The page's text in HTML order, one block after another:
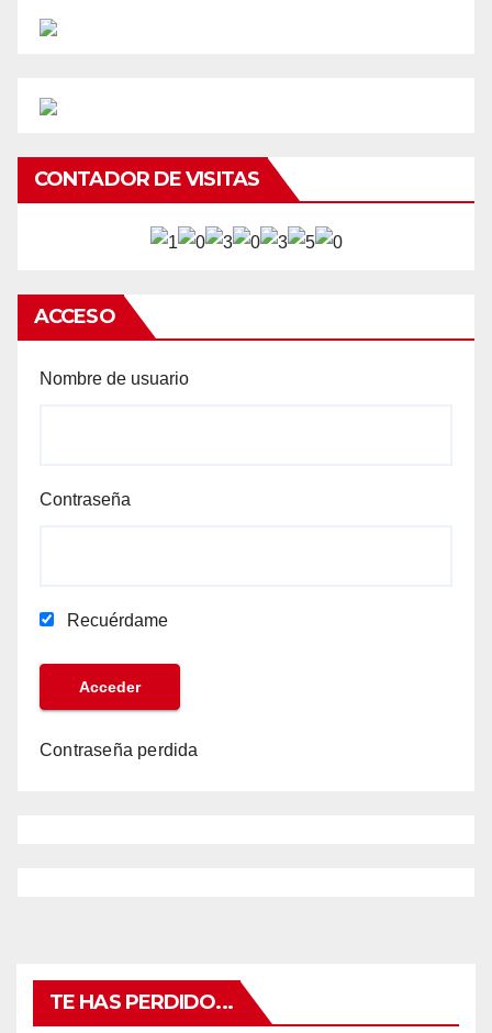
CONTADOR DE VISITAS
ACCESO
Nombre de usuario
Contraseña
Recuérdame
Contraseña perdida
TE HAS PERDIDO...